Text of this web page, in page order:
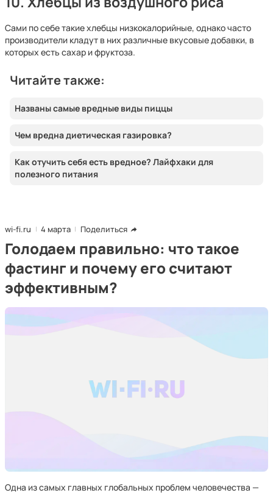
Сами по себе такие хлебцы низкокалорийные, однако часто
производители кладут в них различные вкусовые добавки, в
которых есть сахар и фруктоза.
Читайте также:
Названы самые вредные виды пиццы
Чем вредна диетическая газировка?
Как отучить себя есть вредное? Лайфхаки для
полезного питания
wi-fi.ru 4 марта Поделиться
Голодаем правильно: что такое
фастинг и почему его считают
эффективным?
Одна из самых главных глобальных проблем человечества —